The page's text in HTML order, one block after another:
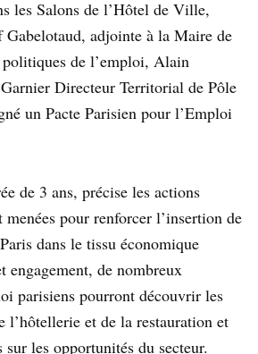
les Salons de l’Hôtel de Ville,
adjointe à la Maire de
politiques de l’emploi, Alain
Directeur Territorial de Pôle
un Pacte Parisien pour l’Emploi
de 3 ans, précise les actions
menées pour renforcer l’insertion de
dans le tissu économique
engagement, de nombreux
parisiens pourront découvrir les
l’hôtellerie et de la restauration et
les opportunités du secteur.